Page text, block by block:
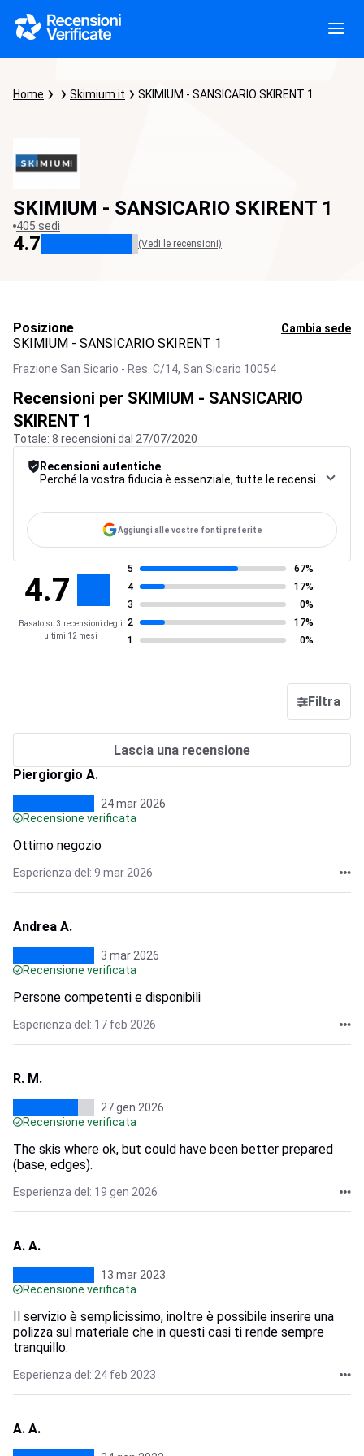
Home Skimium.it SKIMIUM - SANSICARIO SKIRENT 1
SKIMIUM - SANSICARIO SKIRENT 1
405 sedi
4.7 (Vedi le recensioni)
Posizione Cambia sede
SKIMIUM - SANSICARIO SKIRENT 1
Frazione San Sicario - Res. C/14, San Sicario 10054
Recensioni per SKIMIUM - SANSICARIO
SKIRENT 1
Totale: 8 recensioni dal 27/07/2020
Recensioni autentiche
Aggiungi alle vostre fonti preferite
4.7
Basato su 3 recensioni degli
ultimi 12 mesi
5
67%
4
17%
3
0%
2
17%
1
0%
Filtra
Lascia una recensione
Piergiorgio A.
24 mar 2026
Recensione verificata
Ottimo negozio
Esperienza del: 9 mar 2026
Andrea A.
3 mar 2026
Recensione verificata
Persone competenti e disponibili
Esperienza del: 17 feb 2026
R. M.
27 gen 2026
Recensione verificata
The skis where ok, but could have been better prepared
(base, edges).
Esperienza del: 19 gen 2026
A. A.
13 mar 2023
Recensione verificata
Il servizio è semplicissimo, inoltre è possibile inserire una
polizza sul materiale che in questi casi ti rende sempre
tranquillo.
Esperienza del: 24 feb 2023
A. A.